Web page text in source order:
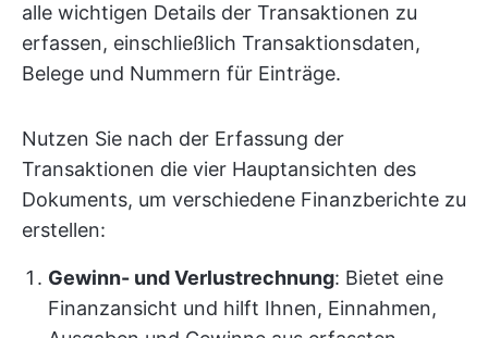
alle wichtigen Details der Transaktionen zu
erfassen, einschließlich Transaktionsdaten,
Belege und Nummern für Einträge.
Nutzen Sie nach der Erfassung der
Transaktionen die vier Hauptansichten des
Dokuments, um verschiedene Finanzberichte zu
erstellen:
Gewinn- und Verlustrechnung: Bietet eine
Finanzansicht und hilft Ihnen, Einnahmen,